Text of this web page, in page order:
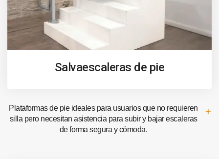
Salvaescaleras de pie
Plataformas de pie ideales para usuarios que no requieren
silla pero necesitan asistencia para subir y bajar escaleras
de forma segura y cómoda.